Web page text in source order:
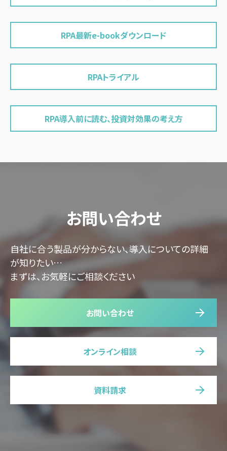
RPA最新e-bookダウンロード
RPAトライアル
RPA導入前に読む、投資対効果の考え方
お問い合わせ
自社に合う製品が分からない、導入についての詳細
が知りたい…
まずは、お気軽にご相談ください
お問い合わせ
オンライン相談
資料請求